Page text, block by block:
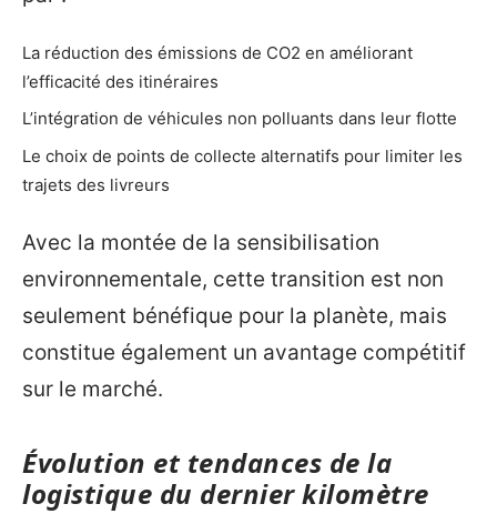
La réduction des émissions de CO2 en améliorant
l’efficacité des itinéraires
L’intégration de véhicules non polluants dans leur flotte
Le choix de points de collecte alternatifs pour limiter les
trajets des livreurs
Avec la montée de la sensibilisation
environnementale, cette transition est non
seulement bénéfique pour la planète, mais
constitue également un avantage compétitif
sur le marché.
Évolution et tendances de la
logistique du dernier kilomètre